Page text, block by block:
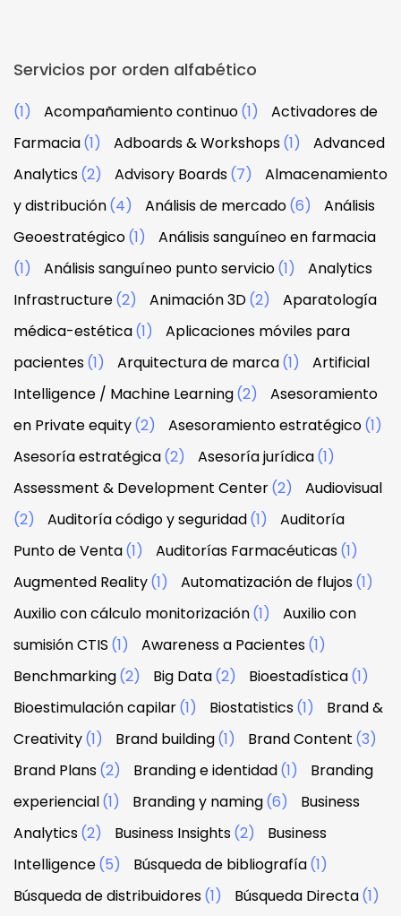
Servicios por orden alfabético
(1) Acompañamiento continuo(1)
Activadores de
Farmacia(1) Adboards & Workshops(1)
Advanced
Analytics(2) Advisory Boards(7)
Almacenamiento
y distribución(4) Análisis de mercado(6)
Análisis
Geoestratégico(1)
Análisis sanguíneo en farmacia
(1)
Análisis sanguíneo punto servicio(1)
Analytics
Infrastructure(2) Animación 3D(2)
Aparatología
médica-estética(1)
Aplicaciones móviles para
pacientes(1) Arquitectura de marca(1)
Artificial
Intelligence / Machine Learning(2)
Asesoramiento
en Private equity(2) Asesoramiento estratégico(1)
Asesoría estratégica(2) Asesoría jurídica(1)
Assessment & Development Center(2)
Audiovisual
(2)
Auditoría código y seguridad(1)
Auditoría
Punto de Venta(1) Auditorías Farmacéuticas(1)
Augmented Reality(1) Automatización de flujos(1)
Auxilio con cálculo monitorización(1)
Auxilio con
sumisión CTIS (1) Awareness a Pacientes(1)
Benchmarking(2) Big Data(2) Bioestadística(1)
Bioestimulación capilar(1) Biostatistics(1)
Brand &
Creativity(1) Brand building(1) Brand Content (3)
Brand Plans(2) Branding e identidad(1)
Branding
experiencial(1) Branding y naming(6)
Business
Analytics(2) Business Insights(2)
Business
Intelligence(5) Búsqueda de bibliografía(1)
Búsqueda de distribuidores(1) Búsqueda Directa(1)